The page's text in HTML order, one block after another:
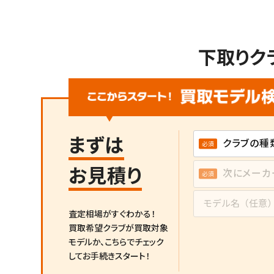
下取りク
まずは
お見積り
査定相場がすぐわかる！
買取希望クラブが買取対象
モデルか、 こちらでチェック
してお手続きスタート！